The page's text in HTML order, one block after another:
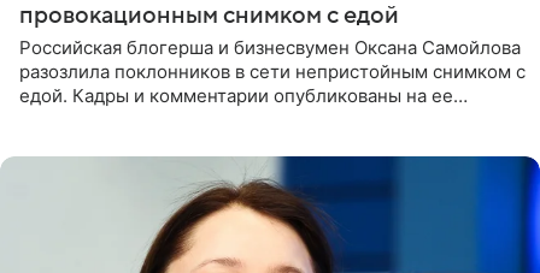
провокационным снимком с едой
Российская блогерша и бизнесвумен Оксана Самойлова
разозлила поклонников в сети непристойным снимком с
едой. Кадры и комментарии опубликованы на ее